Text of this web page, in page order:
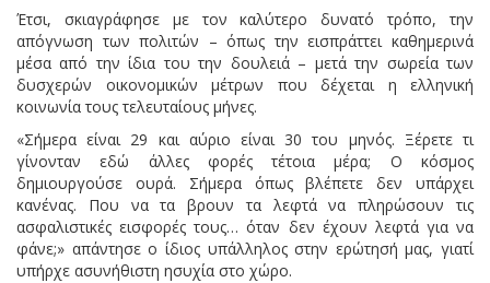
Έτσι, σκιαγράφησε με τον καλύτερο δυνατό τρόπο, την
απόγνωση των πολιτών – όπως την εισπράττει καθημερινά
μέσα από την ίδια του την δουλειά – μετά την σωρεία των
δυσχερών οικονομικών μέτρων που δέχεται η ελληνική
κοινωνία τους τελευταίους μήνες.
«Σήμερα είναι 29 και αύριο είναι 30 του μηνός. Ξέρετε τι
γίνονταν εδώ άλλες φορές τέτοια μέρα; Ο κόσμος
δημιουργούσε ουρά. Σήμερα όπως βλέπετε δεν υπάρχει
κανένας. Που να τα βρουν τα λεφτά να πληρώσουν τις
ασφαλιστικές εισφορές τους… όταν δεν έχουν λεφτά για να
φάνε;» απάντησε ο ίδιος υπάλληλος στην ερώτησή μας, γιατί
υπήρχε ασυνήθιστη ησυχία στο χώρο.